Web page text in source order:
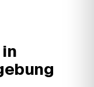
sind möglich und
behandelt.
bleibt alles